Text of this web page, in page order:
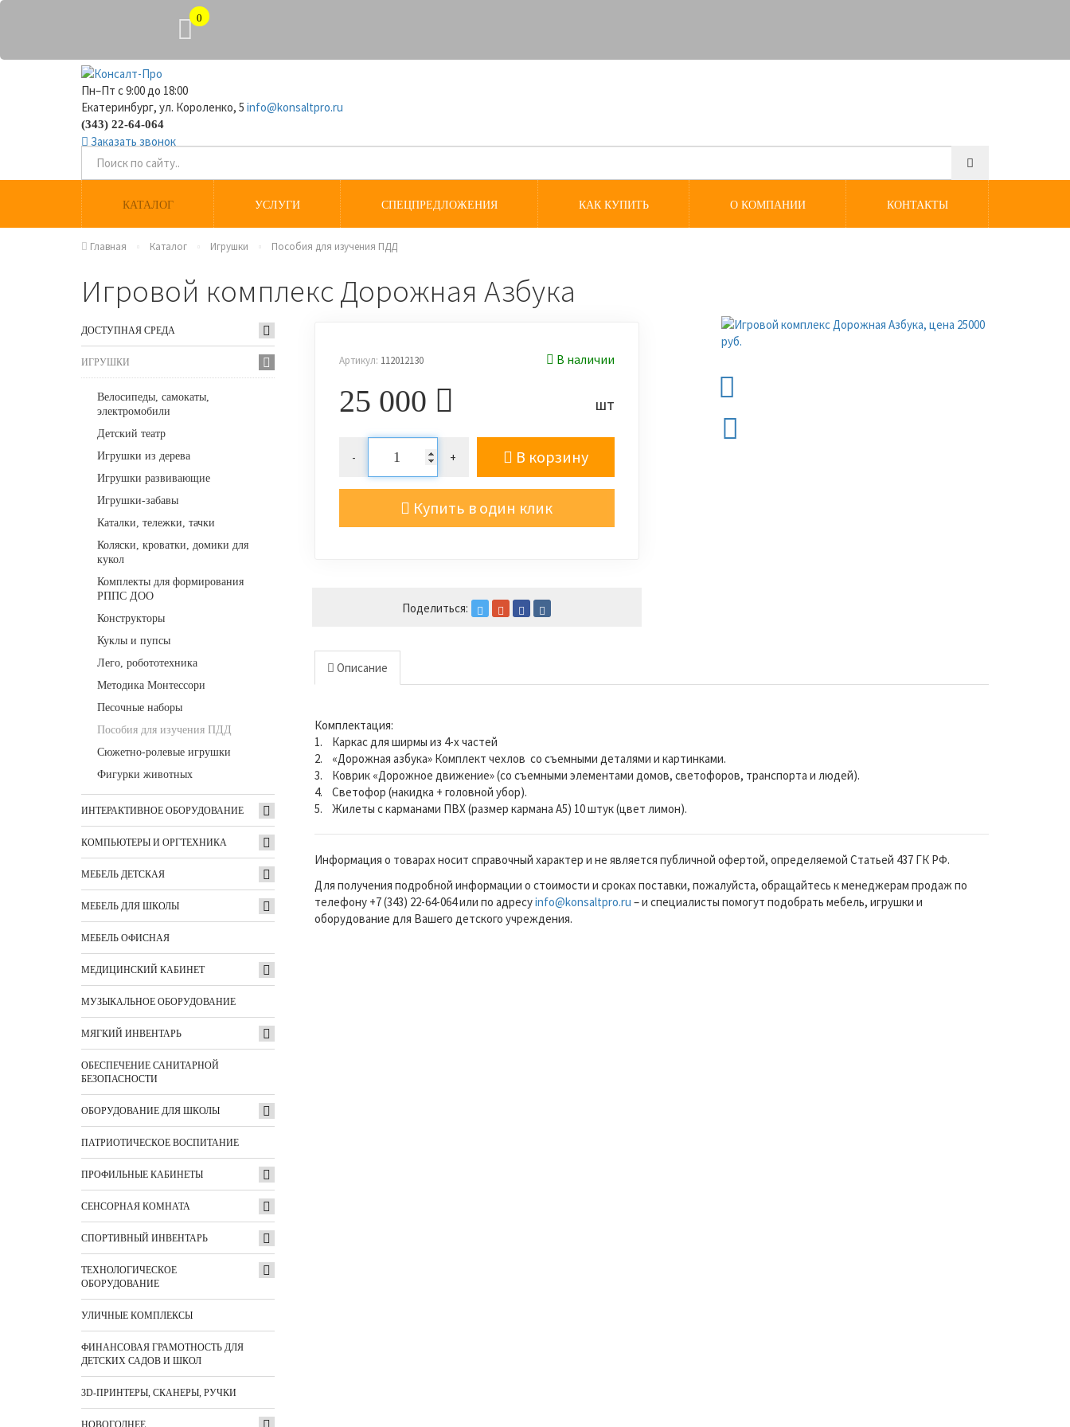
0
Пн–Пт с 9:00 до 18:00
Екатеринбург, ул. Короленко, 5 info@konsaltpro.ru
(343) 22-64-064
Заказать звонок
КАТАЛОГ УСЛУГИ СПЕЦПРЕДЛОЖЕНИЯ КАК КУПИТЬ О КОМПАНИИ КОНТАКТЫ
Главная Каталог Игрушки Пособия для изучения ПДД
Игровой комплекс Дорожная Азбука
ДОСТУПНАЯ СРЕДА
ИГРУШКИ
Велосипеды, самокаты,
электромобили
Детский театр
Игрушки из дерева
Игрушки развивающие
Игрушки-забавы
Каталки, тележки, тачки
Коляски, кроватки, домики для
кукол
Комплекты для формирования
РППС ДОО
Конструкторы
Куклы и пупсы
Лего, робототехника
Методика Монтессори
Песочные наборы
Пособия для изучения ПДД
Сюжетно-ролевые игрушки
Фигурки животных
ИНТЕРАКТИВНОЕ ОБОРУДОВАНИЕ
КОМПЬЮТЕРЫ И ОРГТЕХНИКА
МЕБЕЛЬ ДЕТСКАЯ
МЕБЕЛЬ ДЛЯ ШКОЛЫ
МЕБЕЛЬ ОФИСНАЯ
МЕДИЦИНСКИЙ КАБИНЕТ
МУЗЫКАЛЬНОЕ ОБОРУДОВАНИЕ
МЯГКИЙ ИНВЕНТАРЬ
ОБЕСПЕЧЕНИЕ САНИТАРНОЙ
БЕЗОПАСНОСТИ
ОБОРУДОВАНИЕ ДЛЯ ШКОЛЫ
ПАТРИОТИЧЕСКОЕ ВОСПИТАНИЕ
ПРОФИЛЬНЫЕ КАБИНЕТЫ
СЕНСОРНАЯ КОМНАТА
СПОРТИВНЫЙ ИНВЕНТАРЬ
ТЕХНОЛОГИЧЕСКОЕ
ОБОРУДОВАНИЕ
УЛИЧНЫЕ КОМПЛЕКСЫ
ФИНАНСОВАЯ ГРАМОТНОСТЬ ДЛЯ
ДЕТСКИХ САДОВ И ШКОЛ
3D-ПРИНТЕРЫ, СКАНЕРЫ, РУЧКИ
Артикул: 112012130 В наличии
25 000 шт
- + В корзину
Купить в один клик
Поделиться:
Описание
Комплектация:
1. Каркас для ширмы из 4-х частей
2. «Дорожная азбука» Комплект чехлов со съемными деталями и картинками.
3. Коврик «Дорожное движение» (со съемными элементами домов, светофоров, транспорта и людей).
4. Светофор (накидка + головной убор).
5. Жилеты с карманами ПВХ (размер кармана А5) 10 штук (цвет лимон).
Информация о товарах носит справочный характер и не является публичной офертой, определяемой Статьей 437 ГК РФ.
Для получения подробной информации о стоимости и сроках поставки, пожалуйста, обращайтесь к менеджерам продаж по
телефону +7 (343) 22-64-064 или по адресуinfo@konsaltpro.ru – и специалисты помогут подобрать мебель, игрушки и
оборудование для Вашего детского учреждения.